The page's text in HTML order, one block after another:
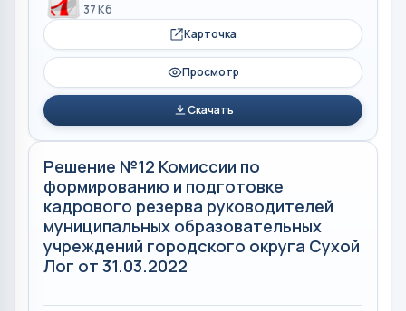
37 Кб
Карточка
Просмотр
Скачать
Решение №12 Комиссии по
формированию и подготовке
кадрового резерва руководителей
муниципальных образовательных
учреждений городского округа Сухой
Лог от 31.03.2022